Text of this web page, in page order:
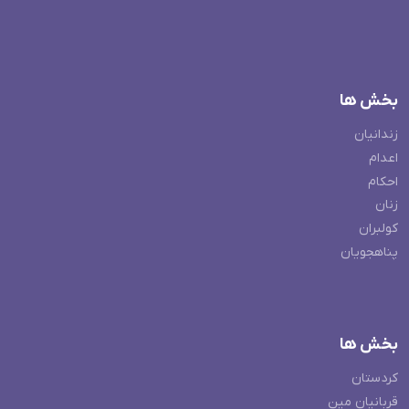
بخش ها
زندانیان
اعدام
احکام
زنان
کولبران
پناهجویان
بخش ها
کردستان
قربانیان مین